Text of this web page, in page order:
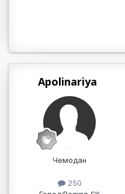
Apolinariya
Чемодан
250